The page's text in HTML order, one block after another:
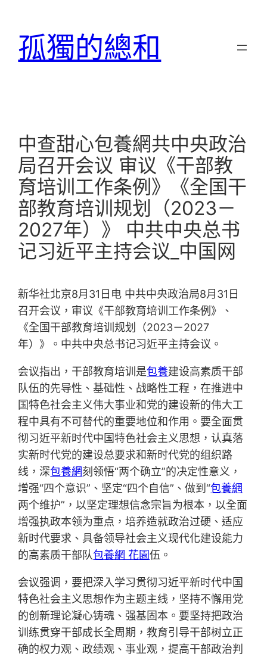
孤獨的總和
中查甜心包養網共中央政治
局召开会议 审议《干部教
育培训工作条例》《全国干
部教育培训规划（2023－
2027年）》 中共中央总书
记习近平主持会议_中国网
新华社北京8月31日电 中共中央政治局8月31日
召开会议，审议《干部教育培训工作条例》、
《全国干部教育培训规划（2023－2027
年）》。中共中央总书记习近平主持会议。
会议指出，干部教育培训是包養建设高素质干部
队伍的先导性、基础性、战略性工程，在推进中
国特色社会主义伟大事业和党的建设新的伟大工
程中具有不可替代的重要地位和作用。要全面贯
彻习近平新时代中国特色社会主义思想，认真落
实新时代党的建设总要求和新时代党的组织路
线，深包養網刻领悟“两个确立”的决定性意义，
增强“四个意识”、坚定“四个自信”、做到“包養網
两个维护”，以坚定理想信念宗旨为根本，以全面
增强执政本领为重点，培养造就政治过硬、适应
新时代要求、具备领导社会主义现代化建设能力
的高素质干部队包養網 花園伍。
会议强调，要把深入学习贯彻习近平新时代中国
特色社会主义思想作为主题主线，坚持不懈用党
的创新理论凝心铸魂、强基固本。要坚持把政治
训练贯穿干部成长全周期，教育引导干部树立正
确的权力观、政绩观、事业观，提高干部政治判